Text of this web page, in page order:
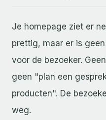
Je homepage ziet er
prettig, maar er is
voor de bezoeker.
geen "plan een
producten". De
weg.